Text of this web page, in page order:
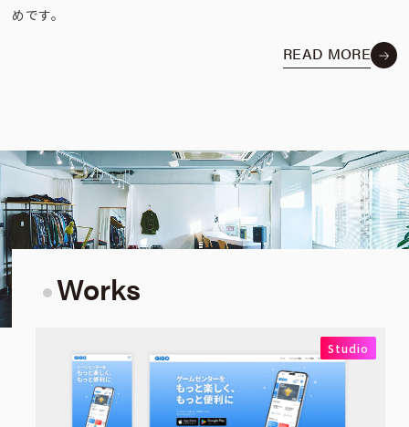
めです。
READ MORE
Works
Studio